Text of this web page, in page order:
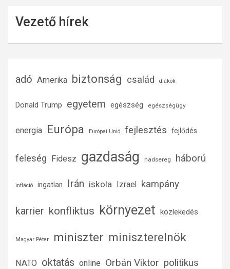
Vezető hírek
adó Amerika biztonság család diákok
Donald Trump egyetem egészség egészségügy
energia Európa Európai Unió fejlesztés fejlődés
feleség Fidesz gazdaság hadsereg háború
infláció ingatlan Irán iskola Izrael kampány
karrier konfliktus környezet közlekedés
Magyar Péter miniszter miniszterelnök
NATO oktatás online Orbán Viktor politikus